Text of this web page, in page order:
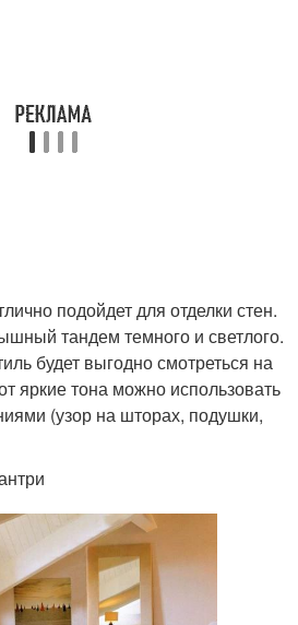
подойдет для отделки стен.
тандем темного и светлого.
будет выгодно смотреться на
яркие тона можно использовать
(узор на шторах, подушки,